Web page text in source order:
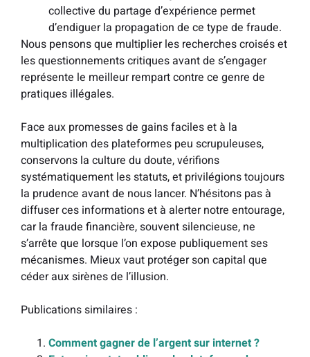
collective du partage d’expérience permet
d’endiguer la propagation de ce type de fraude.
Nous pensons que multiplier les recherches croisés et
les questionnements critiques avant de s’engager
représente le meilleur rempart contre ce genre de
pratiques illégales.
Face aux promesses de gains faciles et à la
multiplication des plateformes peu scrupuleuses,
conservons la culture du doute, vérifions
systématiquement les statuts, et privilégions toujours
la prudence avant de nous lancer. N’hésitons pas à
diffuser ces informations et à alerter notre entourage,
car la fraude financière, souvent silencieuse, ne
s’arrête que lorsque l’on expose publiquement ses
mécanismes. Mieux vaut protéger son capital que
céder aux sirènes de l’illusion.
Publications similaires :
Comment gagner de l’argent sur internet ?